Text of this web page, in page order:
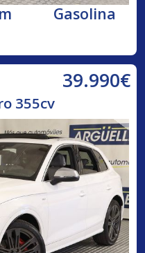
Gasolina
39.990€
355cv